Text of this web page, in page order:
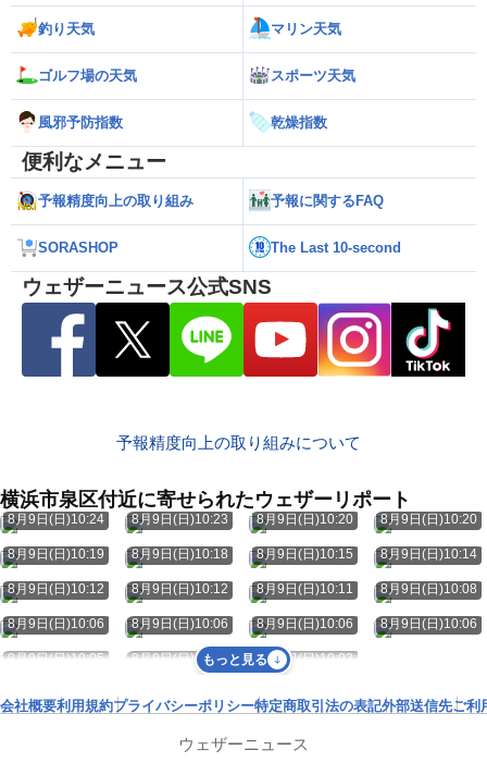
釣り天気 マリン天気
ゴルフ場の天気 スポーツ天気
風邪予防指数 乾燥指数
便利なメニュー
予報精度向上の取り組み 予報に関するFAQ
SORASHOP The Last 10-second
ウェザーニュース公式SNS
予報精度向上の取り組みについて
横浜市泉区付近に寄せられたウェザーリポート
8月9日(日)10:24 8月9日(日)10:23 8月9日(日)10:20 8月9日(日)10:20
8月9日(日)10:19 8月9日(日)10:18 8月9日(日)10:15 8月9日(日)10:14
8月9日(日)10:12 8月9日(日)10:12 8月9日(日)10:11 8月9日(日)10:08
8月9日(日)10:06 8月9日(日)10:06 8月9日(日)10:06 8月9日(日)10:06
8月9日(日)10:05 8月9日(日)10:04 8月9日(日)10:03
もっと見る
会社概要利用規約プライバシーポリシー特定商取引法の表記外部送信先ご利
ウェザーニュース